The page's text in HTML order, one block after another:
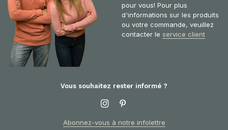
pour vous! Pour plus
d'informations sur les produits
ou votre commande, veuillez
contacter le service client
Vous souhaitez rester informé ?
Abonnez-vous à notre infolettre